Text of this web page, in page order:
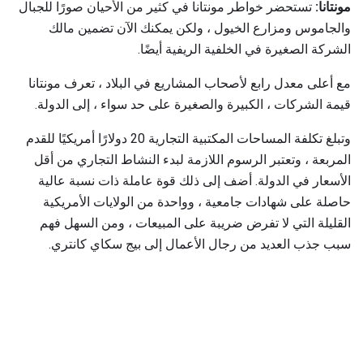
مونتانا: تستحضر خواطر مونتانا في كثير من الأحيان صورًا للجبال
والجاموس ومزارع الخيول ، ولكن يمكنك الآن تضمين مالك
الشركة الصغيرة في الخلفية الريفية أيضًا.
مع أعلى معدل رابع لأصحاب المشاريع في البلاد ، تعرف مونتانا
قيمة الشركات ، الكبيرة والصغيرة على حد سواء ، إلى الدولة.
وتبلغ تكلفة المساحات المكتبية التجارية 20 دولارًا أمريكيًا للقدم
المربعة ، وتعتبر الرسوم اللازمة لبدء النشاط التجاري من أقل
الأسعار في الدولة. أضف إلى ذلك قوة عاملة ذات نسبة عالية
حاصلة على شهادات جامعية ، وواحدة من الولايات الأمريكية
القليلة التي لا تفرض ضريبة على المبيعات ، ومن السهل فهم
سبب جذب العديد من رجال الأعمال إلى بيج سكاي كانتري.